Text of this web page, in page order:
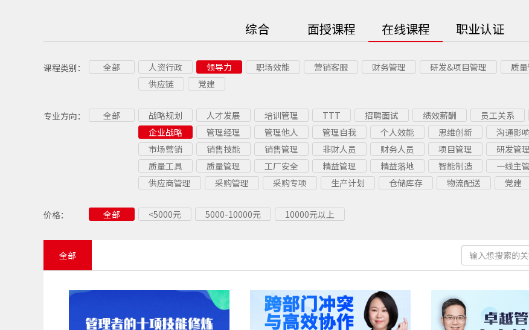
综合 面授课程 在线课程 职业认证
课程类别： 全部 人资行政 领导力 职场效能 营销客服 财务管理 研发&项目管理 质
供应链
党建
专业方向： 全部 战略规划 人才发展 培训管理 TTT 招聘面试 绩效薪酬 员工关系
企业战略
管理经理 管理他人 管理自我 个人效能 思维创新 沟通影
市场营销
销售技能 销售管理 非财人员 财务人员 项目管理 研发管理
质量工具
质量管理 工厂安全 精益管理 精益落地 智能制造 一线主管
供应商管理
采购管理 采购专项 生产计划 仓储库存 物流配送 党建
价格： 全部 <5000元 5000-10000元 10000元以上
全部